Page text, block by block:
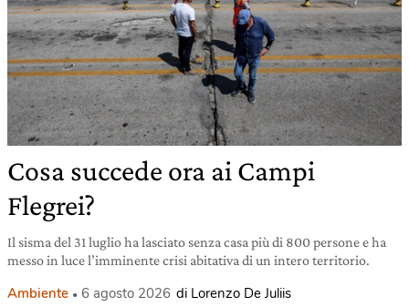
Cosa succede ora ai Campi
Flegrei?
Il sisma del 31 luglio ha lasciato senza casa più di 800 persone e ha
messo in luce l’imminente crisi abitativa di un intero territorio.
Ambiente 6 agosto 2026 di Lorenzo De Juliis